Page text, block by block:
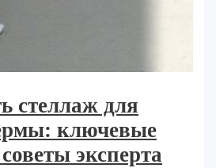
стеллаж для
ключевые
эксперта